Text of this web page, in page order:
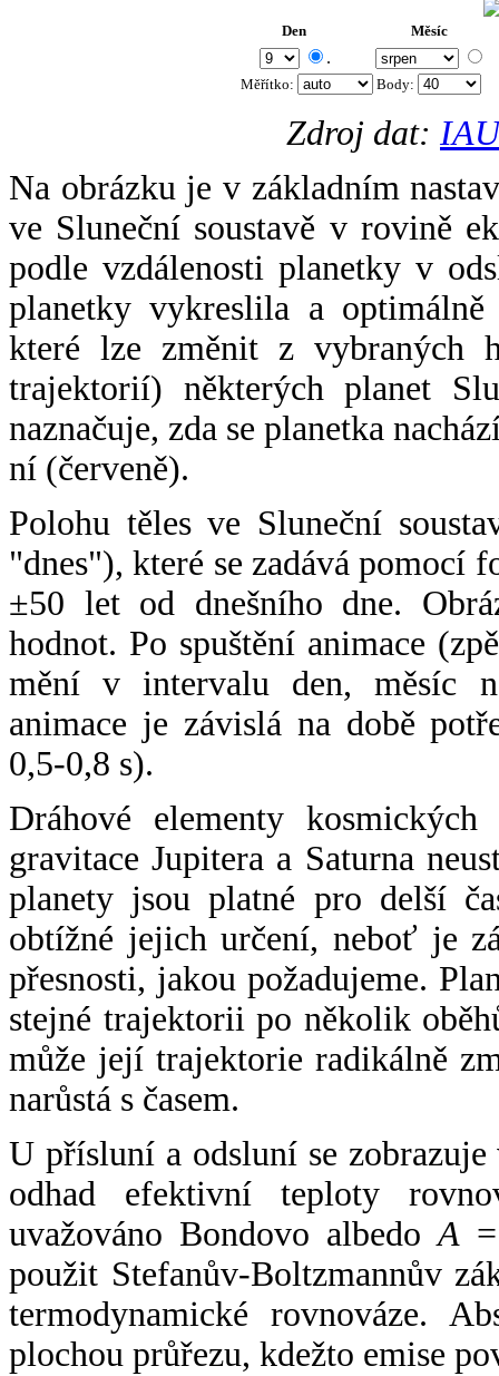
Den Měsíc
.
Měřítko: Body:
Zdroj dat:
Na obrázku je v základním
ve Sluneční soustavě v rovině
podle vzdálenosti planetky v
planetky vykreslila a
které lze změnit z vybraných
trajektorií) některých planet
naznačuje, zda se planetka
ní (červeně).
Polohu těles ve Sluneční
"dnes"), které se zadává pomocí
±50 let od dnešního dne.
hodnot. Po spuštění animace
mění v intervalu den, měsíc
animace je závislá na době
0,5-0,8 s).
Dráhové elementy
gravitace Jupitera a Saturna
planety jsou platné pro delší
obtížné jejich určení, neboť je
přesnosti, jakou požadujeme.
stejné trajektorii po několik
může její trajektorie radikálně
narůstá s časem.
U přísluní a odsluní se
odhad efektivní teploty
uvažováno Bondovo albedoA
použit Stefanův-Boltzmannův
termodynamické rovnováze.
plochou průřezu, kdežto emise